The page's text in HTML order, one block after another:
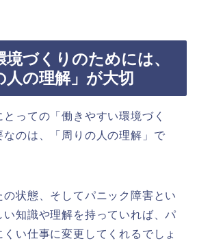
づくりのためには、
人の理解」が大切
っての「働きやすい環境づく
なのは、「周りの人の理解」で
の状態、そしてパニック障害とい
い知識や理解を持っていれば、パ
い仕事に変更してくれるでしょ